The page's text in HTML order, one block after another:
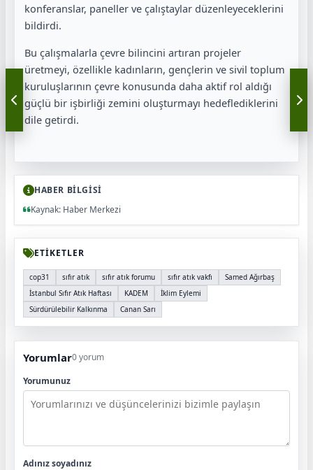
konferanslar, paneller ve çalıştaylar düzenleyeceklerini
bildirdi.
Bu çalışmalarla çevre bilincini artıran projeler
üretmeyi, özellikle kadınların, gençlerin ve sivil toplum
kuruluşlarının çevre konusunda daha aktif rol aldığı
güçlü bir işbirliği zemini oluşturmayı hedeflediklerini
dile getirdi.
HABER BİLGİSİ
Kaynak: Haber Merkezi
ETİKETLER
cop31 sıfır atık sıfır atık forumu sıfır atık vakfı
Samed Ağırbaş
İstanbul Sıfır Atık Haftası
KADEM
İklim Eylemi
Sürdürülebilir Kalkınma
Canan Sarı
Yorumlar0 yorum
Yorumunuz
Adınız soyadınız